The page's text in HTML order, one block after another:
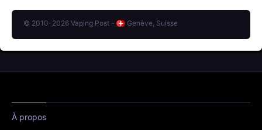
© 2010-2026 Vaping Post - Genève, Suisse
À propos